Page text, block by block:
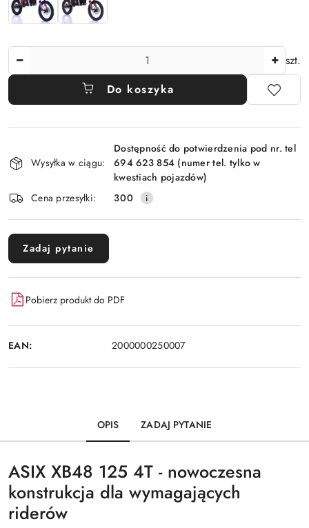
szt.
Do koszyka
i
dostawaWysyłka w ciągu:
Dostępność do potwierdzenia pod nr. tel
694 623 854 (numer tel. tylko w
kwestiach pojazdów)
Cena przesyłki:
300
Zadaj pytanie
Pobierz produkt do PDF
EAN: 2000000250007
OPIS ZADAJ PYTANIE
ASIX XB48 125 4T - nowoczesna
konstrukcja dla wymagających
riderów